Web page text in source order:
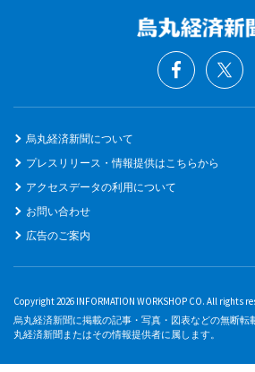
烏丸経済新聞について
プレスリリース・情報提供はこちらから
アクセスデータの利用について
お問い合わせ
広告のご案内
Copyright 2026 INFORMATION WORKSHOP CO. All rights
烏丸経済新聞に掲載の記事・写真・図表などの無断転
丸経済新聞またはその情報提供者に属します。